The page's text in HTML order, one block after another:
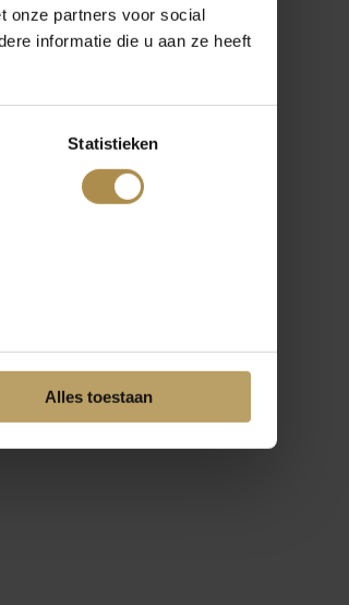
onze partners voor social
informatie die u aan ze heeft
Statistieken
Alles toestaan